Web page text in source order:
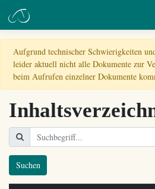
Aufgrund technischer Schwierigkeiten
leider aktuell nicht alle Dokumente zur
beim Aufrufen einzelner Dokumente
Suchen